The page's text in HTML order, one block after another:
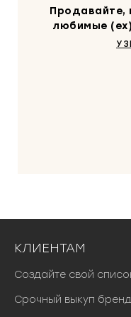
Продавайте,
любимые
КЛИЕНТАМ
Создайте свой
Срочный выкуп